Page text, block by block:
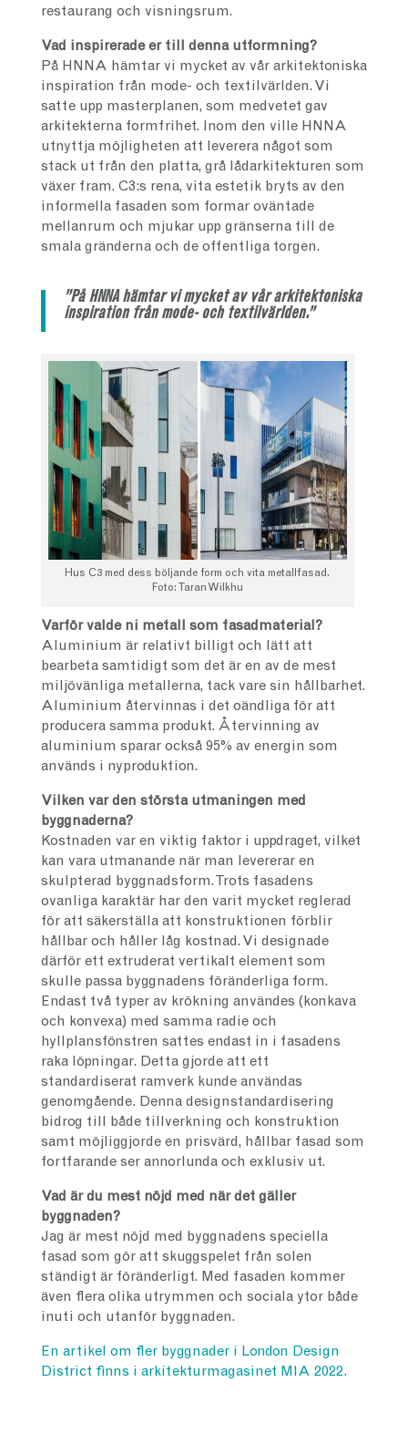
restaurang och visningsrum.
Vad inspirerade er till denna utformning?
På HNNA hämtar vi mycket av vår arkitektoniska
inspiration från mode- och textilvärlden. Vi
satte upp masterplanen, som medvetet gav
arkitekterna formfrihet. Inom den ville HNNA
utnyttja möjligheten att leverera något som
stack ut från den platta, grå lådarkitekturen som
växer fram. C3:s rena, vita estetik bryts av den
informella fasaden som formar oväntade
mellanrum och mjukar upp gränserna till de
smala gränderna och de offentliga torgen.
”På HNNA hämtar vi mycket av vår arkitektoniska
inspiration från mode- och textilvärlden.”
Hus C3 med dess böljande form och vita metallfasad.
Foto: Taran Wilkhu
Varför valde ni metall som fasadmaterial?
Aluminium är relativt billigt och lätt att
bearbeta samtidigt som det är en av de mest
miljövänliga metallerna, tack vare sin hållbarhet.
Aluminium återvinnas i det oändliga för att
producera samma produkt. Återvinning av
aluminium sparar också 95% av energin som
används i nyproduktion.
Vilken var den största utmaningen med
byggnaderna?
Kostnaden var en viktig faktor i uppdraget, vilket
kan vara utmanande när man levererar en
skulpterad byggnadsform. Trots fasadens
ovanliga karaktär har den varit mycket reglerad
för att säkerställa att konstruktionen förblir
hållbar och håller låg kostnad. Vi designade
därför ett extruderat vertikalt element som
skulle passa byggnadens föränderliga form.
Endast två typer av krökning användes (konkava
och konvexa) med samma radie och
hyllplansfönstren sattes endast in i fasadens
raka löpningar. Detta gjorde att ett
standardiserat ramverk kunde användas
genomgående. Denna designstandardisering
bidrog till både tillverkning och konstruktion
samt möjliggjorde en prisvärd, hållbar fasad som
fortfarande ser annorlunda och exklusiv ut.
Vad är du mest nöjd med när det gäller
byggnaden?
Jag är mest nöjd med byggnadens speciella
fasad som gör att skuggspelet från solen
ständigt är föränderligt. Med fasaden kommer
även flera olika utrymmen och sociala ytor både
inuti och utanför byggnaden.
En artikel om fler byggnader i London Design
District finns i arkitekturmagasinet MIA 2022.